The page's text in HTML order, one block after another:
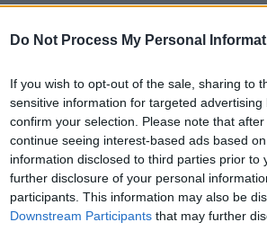
Do Not Process My Personal
If you wish to opt-out of the sale, sharing to
sensitive information for targeted
confirm your selection. Please note that
continue seeing interest-based ads based
information disclosed to third parties prior
further disclosure of your personal
participants. This information may also be
Downstream Participants that may further